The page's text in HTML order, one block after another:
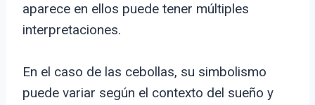
aparece en ellos puede tener múltiples
interpretaciones.
En el caso de las cebollas, su simbolismo
puede variar según el contexto del sueño y